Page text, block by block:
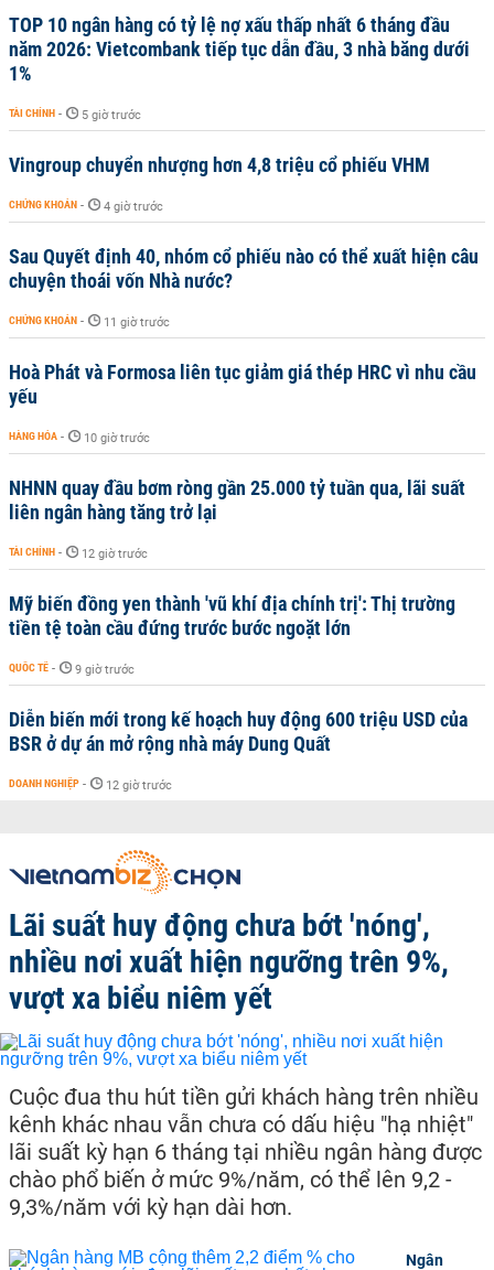
TOP 10 ngân hàng có tỷ lệ nợ xấu thấp nhất 6 tháng đầu
năm 2026: Vietcombank tiếp tục dẫn đầu, 3 nhà băng dưới
1%
TÀI CHÍNH - 5 giờ trước
Vingroup chuyển nhượng hơn 4,8 triệu cổ phiếu VHM
CHỨNG KHOÁN - 4 giờ trước
Sau Quyết định 40, nhóm cổ phiếu nào có thể xuất hiện câu
chuyện thoái vốn Nhà nước?
CHỨNG KHOÁN - 11 giờ trước
Hoà Phát và Formosa liên tục giảm giá thép HRC vì nhu cầu
yếu
HÀNG HÓA - 10 giờ trước
NHNN quay đầu bơm ròng gần 25.000 tỷ tuần qua, lãi suất
liên ngân hàng tăng trở lại
TÀI CHÍNH - 12 giờ trước
Mỹ biến đồng yen thành 'vũ khí địa chính trị': Thị trường
tiền tệ toàn cầu đứng trước bước ngoặt lớn
QUỐC TẾ - 9 giờ trước
Diễn biến mới trong kế hoạch huy động 600 triệu USD của
BSR ở dự án mở rộng nhà máy Dung Quất
DOANH NGHIỆP - 12 giờ trước
Lãi suất huy động chưa bớt 'nóng',
nhiều nơi xuất hiện ngưỡng trên 9%,
vượt xa biểu niêm yết
Cuộc đua thu hút tiền gửi khách hàng trên nhiều
kênh khác nhau vẫn chưa có dấu hiệu "hạ nhiệt"
lãi suất kỳ hạn 6 tháng tại nhiều ngân hàng được
chào phổ biến ở mức 9%/năm, có thể lên 9,2 -
9,3%/năm với kỳ hạn dài hơn.
Ngân